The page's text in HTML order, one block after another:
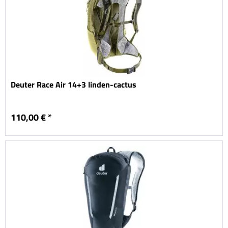
Deuter Race Air 14+3 linden-cactus
110,00 € *